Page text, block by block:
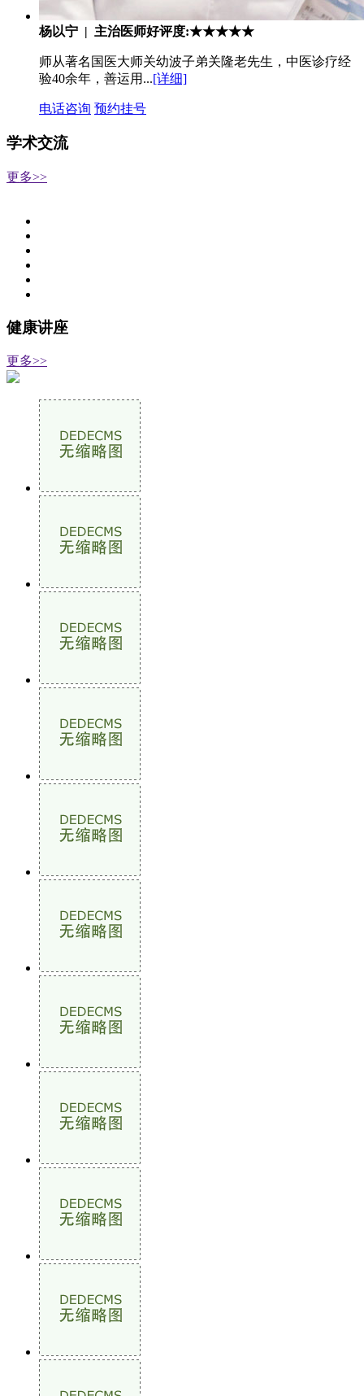
杨以宁 | 主治医师好评度:★★★★★
师从著名国医大师关幼波子弟关隆老先生，中医诊疗经
验40余年，善运用...[详细]
电话咨询 预约挂号
学术交流
更多>>
健康讲座
更多>>